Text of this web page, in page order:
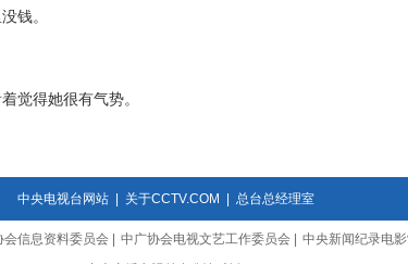
钱。
觉得她很有气势。
中央电视台网站| 关于CCTV.COM 总台总经理室
会信息资料委员会 中广协会电视文艺工作委员会
中央新闻纪录电